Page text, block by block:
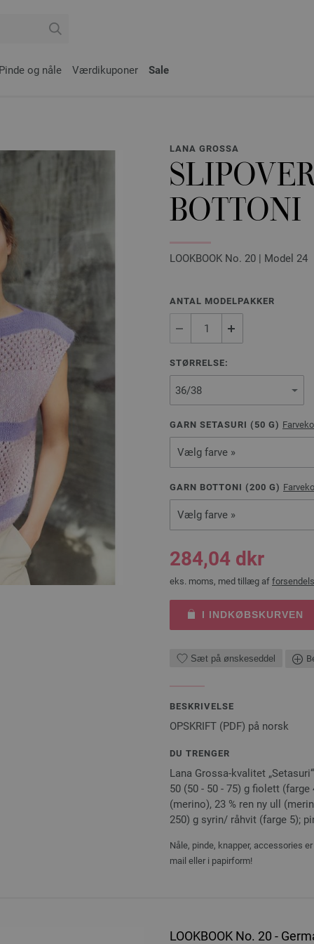
Pinde og nåle Værdikuponer Sale
LANA GROSSA
BOTTONI
LOOKBOOK No. 20 | Model 24
ANTAL MODELPAKKER
STØRRELSE:
GARN SETASURI ( 50 G)
Vælg farve »
GARN BOTTONI (200 G)
Vælg farve »
284,04 dkr
eks. moms, med tillæg af
I INDKØBSKURVEN
Sæt på ønskeseddel
BESKRIVELSE
OPSKRIFT (PDF) på norsk
DU TRENGER
Lana Grossa-kvalitet
50 (50 - 50 - 75) g fiolett
(merino), 23 % ren ny ull
250) g syrin/ råhvit (farge 5);
Nåle, pinde, knapper, accessories
mail eller i papirform!
LOOKBOOK No. 20 -